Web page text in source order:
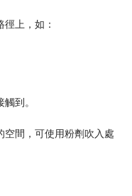
上，如：
到。
間，可使用粉劑吹入處